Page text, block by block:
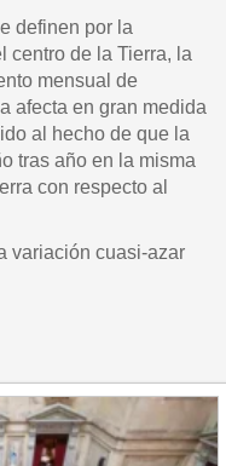
definen por la
centro de la Tierra, la
mensual de
afecta en gran medida
al hecho de que la
tras año en la misma
con respecto al
variación cuasi-azar